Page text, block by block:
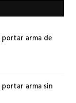
portar arma de
portar arma sin